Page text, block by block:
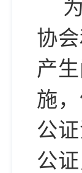
协
产
施
公
公